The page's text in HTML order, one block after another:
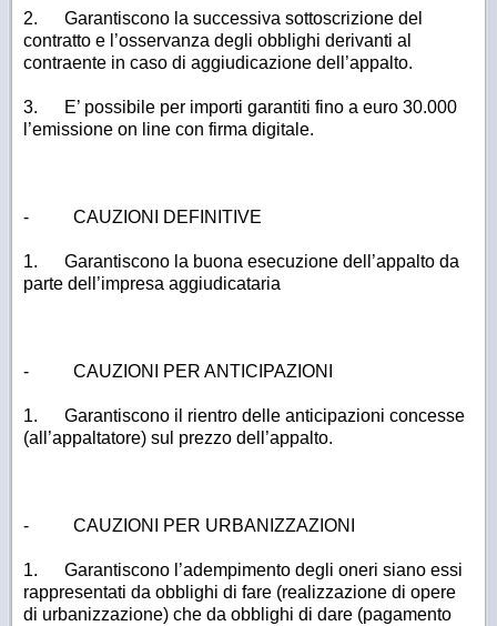
2. Garantiscono la successiva sottoscrizione del
contratto e l’osservanza degli obblighi derivanti al
contraente in caso di aggiudicazione dell’appalto.
3.
E’ possibile per importi garantiti fino a euro 30.000
l’emissione on line con firma digitale.
- CAUZIONI DEFINITIVE
1. Garantiscono la buona esecuzione dell’appalto da
parte dell’impresa aggiudicataria
- CAUZIONI PER ANTICIPAZIONI
1. Garantiscono il rientro delle anticipazioni concesse
(all’appaltatore) sul prezzo dell’appalto.
- CAUZIONI PER URBANIZZAZIONI
1. Garantiscono l’adempimento degli oneri siano essi
rappresentati da obblighi di fare (realizzazione di opere
di urbanizzazione) che da obblighi di dare (pagamento